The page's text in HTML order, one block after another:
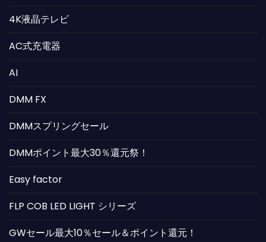
4K液晶テレビ
AC式充電器
AI
DMM FX
DMMスプリングセール
DMMポイント最大30％還元祭！
Easy factor
FLP COB LED LIGHT シリーズ
GWセール最大10％セール＆ポイント還元！